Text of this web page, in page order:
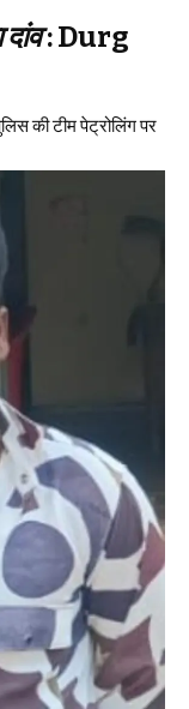
:Durg
की टीम पेट्रोलिंग पर